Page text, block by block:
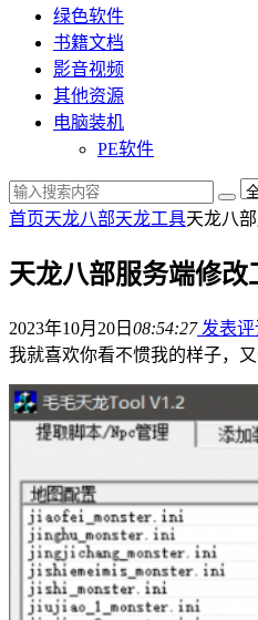
绿色软件
书籍文档
影音视频
其他资源
电脑装机
PE软件
首页天龙八部天龙工具天龙八
天龙八部服务端修改
2023年10月20日 08:54:27发表评
我就喜欢你看不惯我的样子，